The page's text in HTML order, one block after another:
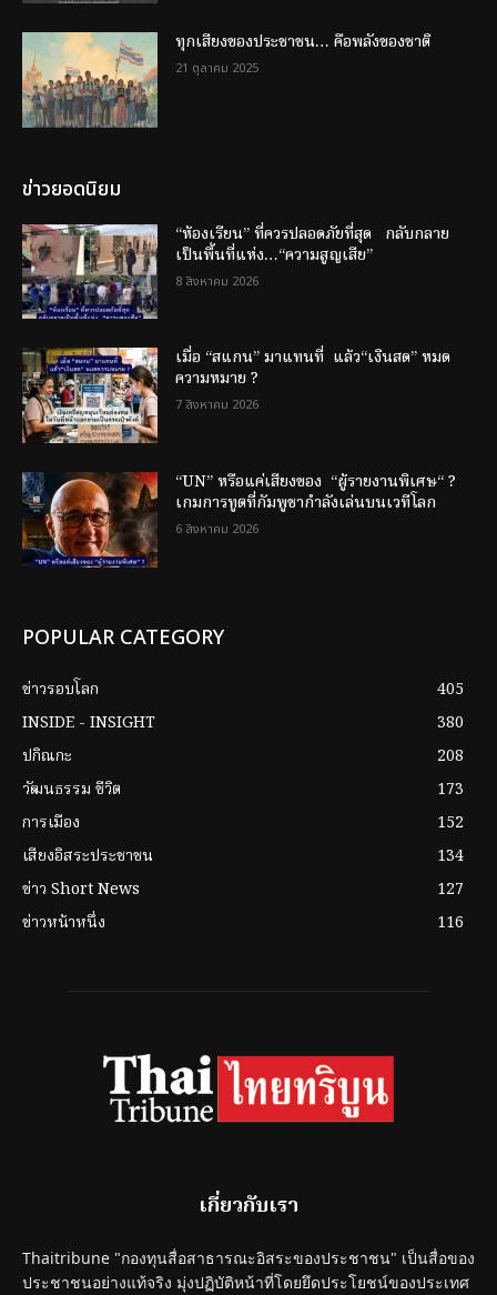
ทุกเสียงของประชาชน… คือพลังของชาติ
21 ตุลาคม 2025
ข่าวยอดนิยม
“ห้องเรียน” ที่ควรปลอดภัยที่สุด กลับกลาย
เป็นพื้นที่แห่ง…“ความสูญเสีย”
8 สิงหาคม 2026
เมื่อ “สแกน” มาแทนที่ แล้ว“เงินสด” หมด
ความหมาย ?
7 สิงหาคม 2026
“UN” หรือแค่เสียงของ “ผู้รายงานพิเศษ“ ?
เกมการทูตที่กัมพูชากำลังเล่นบนเวทีโลก
6 สิงหาคม 2026
POPULAR CATEGORY
ข่าวรอบโลก
405
INSIDE - INSIGHT
380
ปกิณกะ
208
วัฒนธรรม ชีวิต
173
การเมือง
152
เสียงอิสระประชาชน
134
ข่าว Short News
127
ข่าวหน้าหนึ่ง
116
เกี่ยวกับเรา
Thaitribune "กองทุนสื่อสาธารณะอิสระของประชาชน" เป็นสื่อของ
ประชาชนอย่างแท้จริง มุ่งปฏิบัติหน้าที่โดยยึดประโยชน์ของประเทศ